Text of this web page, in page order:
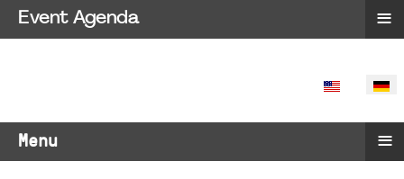
SPRACHE
Menu ≡
Event Agenda ≡